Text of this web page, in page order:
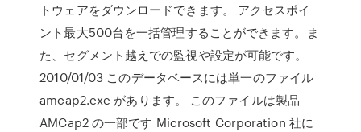
トウェアをダウンロードできます。 アクセスポイ
ント最大500台を一括管理することができます。ま
た、セグメント越えでの監視や設定が可能です。
2010/01/03 このデータベースには単一のファイル
amcap2.exe があります。 このファイルは製品
AMCap2 の一部です Microsoft Corporation 社に